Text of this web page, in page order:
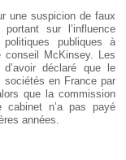
une suspicion de faux
sur l’influence
publiques à
conseil McKinsey. Les
déclaré que le
sociétés en France par
que la commission
cabinet n’a pas payé
années.